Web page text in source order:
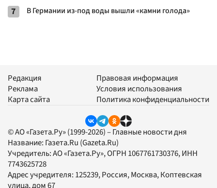
7 В Германии из-под воды вышли «камни голода»
Редакция
Реклама
Карта сайта
Правовая информация
Условия использования
Политика конфиденциальности
© АО «Газета.Ру» (1999-2026) – Главные новости дня
Название: Газета.Ru (Gazeta.Ru)
Учредитель:АО «Газета.Ру», ОГРН 1067761730376, ИНН
7743625728
Адрес учредителя: 125239, Россия, Москва, Коптевская
улица, дом 67